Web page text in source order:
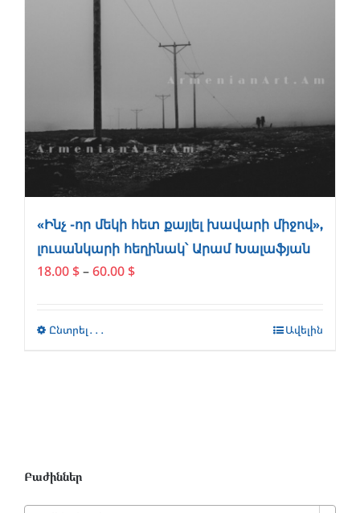
«Ինչ -որ մեկի հետ քայլել խավարի միջով»,
լուսանկարի հեղինակ՝ Արամ Խալաֆյան
18.00 $–60.00 $Price
Ընտրել․․․
chosen
Ավելին
Բաժիններ